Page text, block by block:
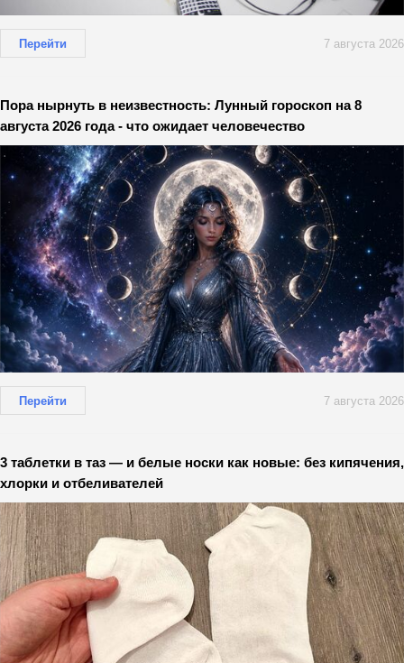
Перейти 7 августа 2026
Пора нырнуть в неизвестность: Лунный гороскоп на 8
августа 2026 года - что ожидает человечество
Перейти 7 августа 2026
3 таблетки в таз — и белые носки как новые: без кипячения,
хлорки и отбеливателей